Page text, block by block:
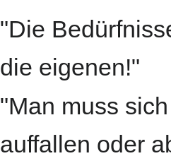
"Die
die eigenen!"
"Man muss
auffallen oder